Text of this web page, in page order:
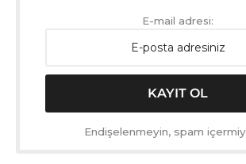
E-mail adresi:
Endişelenmeyin, spam